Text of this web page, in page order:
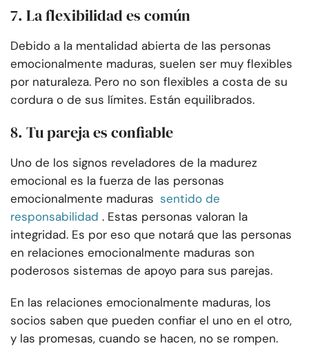
7. La flexibilidad es común
Debido a la mentalidad abierta de las personas
emocionalmente maduras, suelen ser muy flexibles
por naturaleza. Pero no son flexibles a costa de su
cordura o de sus límites. Están equilibrados.
8. Tu pareja es confiable
Uno de los signos reveladores de la madurez
emocional es la fuerza de las personas
emocionalmente maduras sentido de
responsabilidad . Estas personas valoran la
integridad. Es por eso que notará que las personas
en relaciones emocionalmente maduras son
poderosos sistemas de apoyo para sus parejas.
En las relaciones emocionalmente maduras, los
socios saben que pueden confiar el uno en el otro,
y las promesas, cuando se hacen, no se rompen.